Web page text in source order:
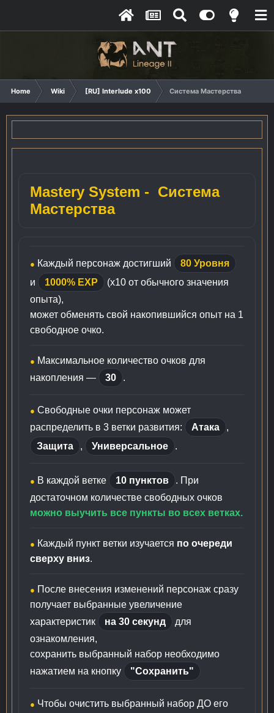
Home Wiki [RU] Interlude x100 Система Мастерства
Mastery System - Система
Мастерства
● Каждый персонаж достигший
80 Уровня
и
1000% EXP
(х10 от обычного значения
опыта),
может обменять свой накопившийся опыт на 1
свободное очко.
● Максимальное количество очков для
накопления —
30 .
● Свободные очки персонаж может
распределить в 3 ветки развития:
Атака
,
Защита
, Универсальное .
● В каждой ветке 10 пунктов
. При
достаточном количестве свободных очков
можно выучить все пункты во всех ветках.
● Каждый пункт ветки изучается по очереди
сверху вниз.
● После внесения изменений персонаж сразу
получает выбранные увеличение
характеристик
на 30 секунд
для
ознакомления,
сохранить выбранный набор необходимо
нажатием на кнопку
"Сохранить"
● Чтобы очистить выбранный набор ДО его